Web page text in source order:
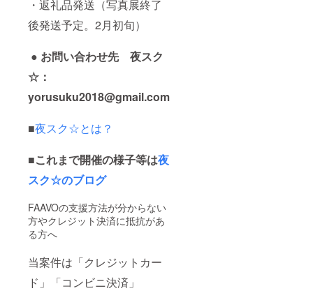
・返礼品発送（写真展終了
後発送予定。2月初旬）
● お問い合わせ先 夜スク
☆：
yorusuku2018@gmail.com
■夜スク☆とは？
■これまで開催の様子等は夜
スク☆のブログ
FAAVOの支援方法が分からない
方やクレジット決済に抵抗があ
る方へ
当案件は「クレジットカー
ド」「コンビニ決済」